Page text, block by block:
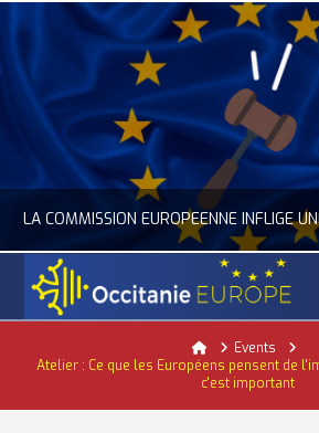
ACTUALITÉ DE L'UNION EUROPÉENNE, ACTUALITÉ DE LA REPRÉSENTATION
HomeEvents
Atelier : Ce que les Européens pensent de
c'est important